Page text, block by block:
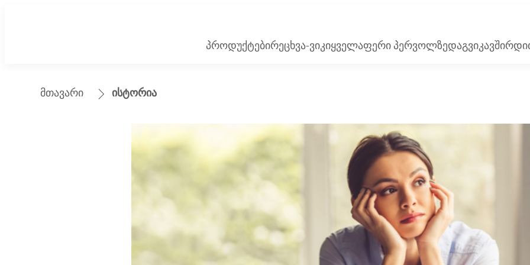
პროდუქტებირეცხვა-ვიკიყველაფერი პერვოლზე
მთავარი ისტორია